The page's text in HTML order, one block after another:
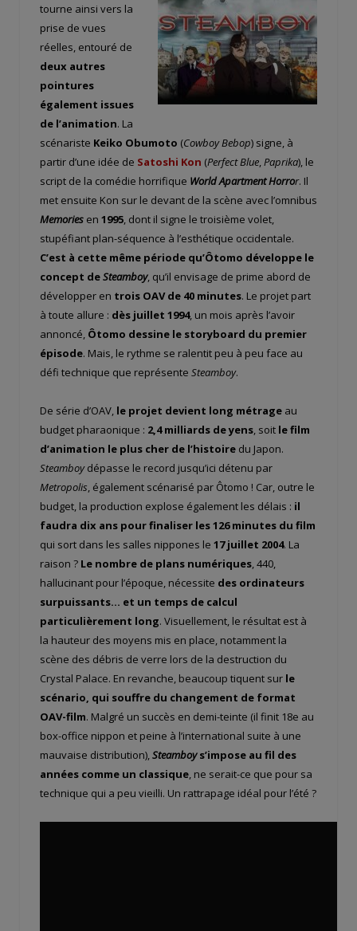
tourne ainsi vers la
prise de vues
réelles, entouré de
deux autres
pointures
également issues
de l’animation. La
scénariste Keiko Obumoto (Cowboy Bebop) signe, à
partir d’une idée de Satoshi Kon (Perfect Blue Paprika), le
script de la comédie horrifique World Apartment Horror. Il
met ensuite Kon sur le devant de la scène avec l’omnibus
Memories en 1995 , dont il signe le troisième volet,
stupéfiant plan-séquence à l’esthétique occidentale.
C’est à cette même période qu’Ôtomo développe le
concept deSteamboy, qu’il envisage de prime abord de
développer en trois OAV de 40 minutes. Le projet part
à toute allure : dès juillet 1994, un mois après l’avoir
annoncé, Ôtomo dessine le storyboard du premier
épisode. Mais, le rythme se ralentit peu à peu face au
défi technique que représente Steamboy.
De série d’OAV, le projet devient long métrage au
budget pharaonique : 2,4 milliards de yens, soit le film
d’animation le plus cher de l’histoire du Japon.
Steamboydépasse le record jusqu’ici détenu par
Metropolis, également scénarisé par Ôtomo ! Car, outre le
budget, la production explose également les délais : il
faudra dix ans pour finaliser les 126 minutes du film
qui sort dans les salles nippones le 17 juillet 2004. La
raison ? Le nombre de plans numériques, 440,
hallucinant pour l’époque, nécessite des ordinateurs
surpuissants… et un temps de calcul
particulièrement long. Visuellement, le résultat est à
la hauteur des moyens mis en place, notamment la
scène des débris de verre lors de la destruction du
Crystal Palace. En revanche, beaucoup tiquent sur le
scénario, qui souffre du changement de format
OAV-film. Malgré un succès en demi-teinte (il finit 18e au
box-office nippon et peine à l’international suite à une
mauvaise distribution),Steamboys’impose au fil des
années comme un classique, ne serait-ce que pour sa
technique qui a peu vieilli. Un rattrapage idéal pour l’été ?